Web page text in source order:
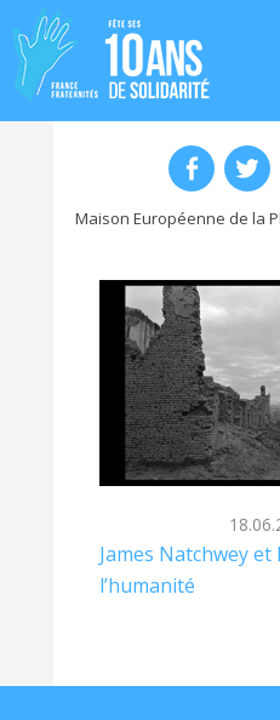
Maison Européenne de la
James Natchwey
l’humanité